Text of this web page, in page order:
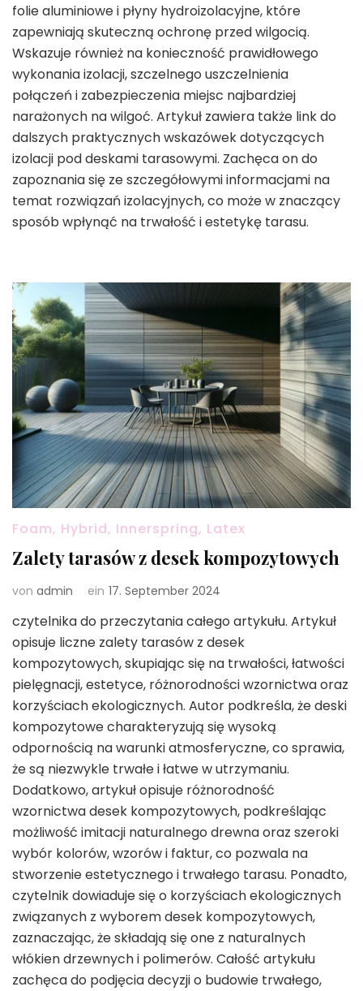
folie aluminiowe i płyny hydroizolacyjne, które
zapewniają skuteczną ochronę przed wilgocią.
Wskazuje również na konieczność prawidłowego
wykonania izolacji, szczelnego uszczelnienia
połączeń i zabezpieczenia miejsc najbardziej
narażonych na wilgoć. Artykuł zawiera także link do
dalszych praktycznych wskazówek dotyczących
izolacji pod deskami tarasowymi. Zachęca on do
zapoznania się ze szczegółowymi informacjami na
temat rozwiązań izolacyjnych, co może w znaczący
sposób wpłynąć na trwałość i estetykę tarasu.
Foam, Hybrid, Innerspring, Latex
Zalety tarasów z desek kompozytowych
von admin ein 17. September 2024
czytelnika do przeczytania całego artykułu. Artykuł
opisuje liczne zalety tarasów z desek
kompozytowych, skupiając się na trwałości, łatwości
pielęgnacji, estetyce, różnorodności wzornictwa oraz
korzyściach ekologicznych. Autor podkreśla, że deski
kompozytowe charakteryzują się wysoką
odpornością na warunki atmosferyczne, co sprawia,
że są niezwykle trwałe i łatwe w utrzymaniu.
Dodatkowo, artykuł opisuje różnorodność
wzornictwa desek kompozytowych, podkreślając
możliwość imitacji naturalnego drewna oraz szeroki
wybór kolorów, wzorów i faktur, co pozwala na
stworzenie estetycznego i trwałego tarasu. Ponadto,
czytelnik dowiaduje się o korzyściach ekologicznych
związanych z wyborem desek kompozytowych,
zaznaczając, że składają się one z naturalnych
włókien drzewnych i polimerów. Całość artykułu
zachęca do podjęcia decyzji o budowie trwałego,